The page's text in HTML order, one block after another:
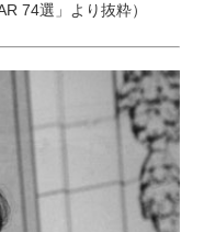
74選」より抜粋）